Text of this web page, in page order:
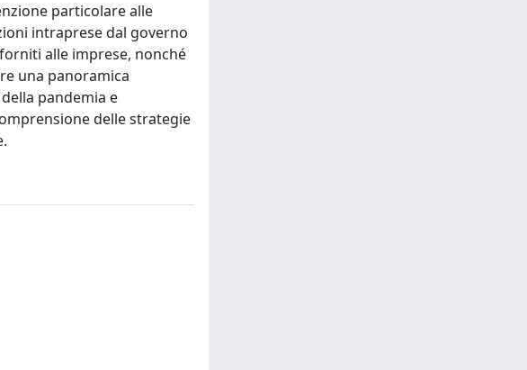
particolare alle
intraprese dal governo
alle imprese, nonché
una panoramica
pandemia e
delle strategie